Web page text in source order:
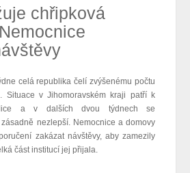
chřipková
celá republika čelí zvýšenému počtu
Situace v Jihomoravském kraji patří k
a v dalších dvou týdnech se
nezlepší. Nemocnice a domovy
zakázat návštěvy, aby zamezily
část institucí jej přijala.